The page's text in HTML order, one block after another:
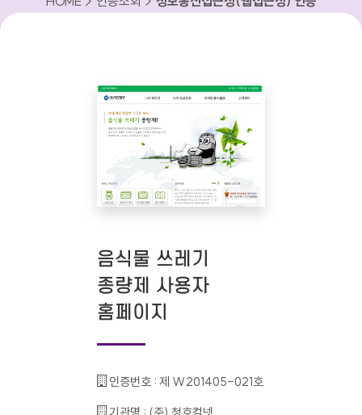
음식물 쓰레기
종량제 사용자
홈페이지
인증번호 : 제 W201405-021호